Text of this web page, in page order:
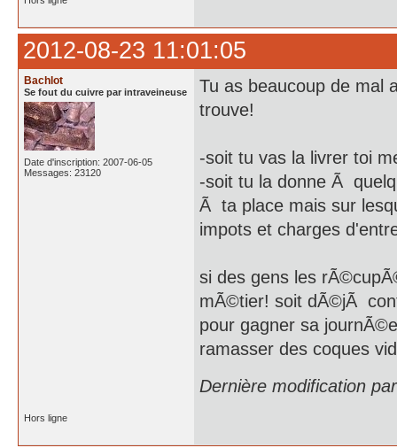
2012-08-23 11:01:05
Bachlot
Se fout du cuivre par intraveineuse
Date d'inscription: 2007-06-05
Messages: 23120
Tu as beaucoup de mal
trouve!
-soit tu vas la livrer toi
-soit tu la donne Ã
Ã ta place mais sur
impots et charges
si des gens les
mÃ©tier! soit dÃ©jÃ
pour gagner sa
ramasser des coques
Dernière modification
Hors ligne